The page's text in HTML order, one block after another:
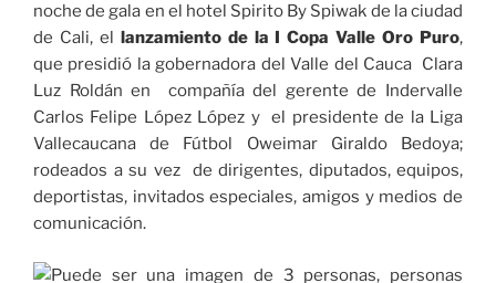
noche de gala en el hotel Spirito By Spiwak de la ciudad
de Cali, el
lanzamiento de la I Copa Valle Oro Puro,
que presidió la gobernadora del Valle del Cauca Clara
Luz Roldán en compañía del gerente de Indervalle
Carlos Felipe López López y el presidente de la Liga
Vallecaucana de Fútbol Oweimar Giraldo Bedoya;
rodeados a su vez de dirigentes, diputados, equipos,
deportistas, invitados especiales, amigos y medios de
comunicación.